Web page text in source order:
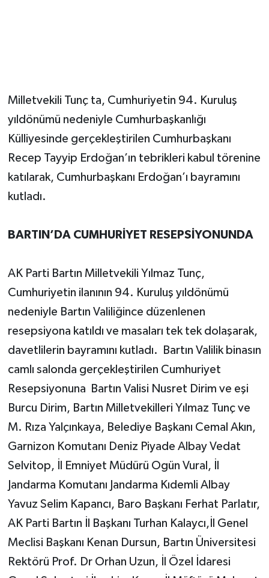
Milletvekili Tunç ta, Cumhuriyetin 94. Kuruluş
yıldönümü nedeniyle Cumhurbaşkanlığı
Külliyesinde gerçekleştirilen Cumhurbaşkanı
Recep Tayyip Erdoğan’ın tebrikleri kabul törenine
katılarak, Cumhurbaşkanı Erdoğan’ı bayramını
kutladı.
BARTIN’DA CUMHURİYET RESEPSİYONUNDA
AK Parti Bartın Milletvekili Yılmaz Tunç,
Cumhuriyetin ilanının 94. Kuruluş yıldönümü
nedeniyle Bartın Valiliğince düzenlenen
resepsiyona katıldı ve masaları tek tek dolaşarak,
davetlilerin bayramını kutladı. Bartın Valilik binasın
camlı salonda gerçekleştirilen Cumhuriyet
Resepsiyonuna Bartın Valisi Nusret Dirim ve eşi
Burcu Dirim, Bartın Milletvekilleri Yılmaz Tunç ve
M. Rıza Yalçınkaya, Belediye Başkanı Cemal Akın,
Garnizon Komutanı Deniz Piyade Albay Vedat
Selvitop, İl Emniyet Müdürü Ogün Vural, İl
Jandarma Komutanı Jandarma Kıdemli Albay
Yavuz Selim Kapancı, Baro Başkanı Ferhat Parlatır,
AK Parti Bartın İl Başkanı Turhan Kalaycı,İl Genel
Meclisi Başkanı Kenan Dursun, Bartın Üniversitesi
Rektörü Prof. Dr Orhan Uzun, İl Özel İdaresi